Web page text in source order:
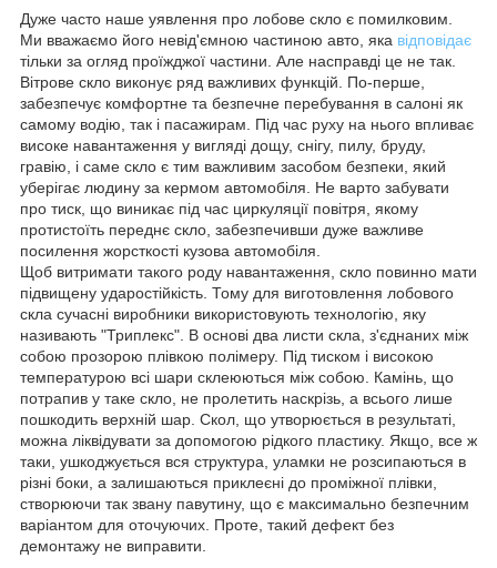
Дуже часто наше уявлення про лобове скло є помилковим.
Ми вважаємо його невід'ємною частиною авто, яка відповідає
тільки за огляд проїжджої частини. Але насправді це не так.
Вітрове скло виконує ряд важливих функцій. По-перше,
забезпечує комфортне та безпечне перебування в салоні як
самому водію, так і пасажирам. Під час руху на нього впливає
високе навантаження у вигляді дощу, снігу, пилу, бруду,
гравію, і саме скло є тим важливим засобом безпеки, який
уберігає людину за кермом автомобіля. Не варто забувати
про тиск, що виникає під час циркуляції повітря, якому
протистоїть переднє скло, забезпечивши дуже важливе
посилення жорсткості кузова автомобіля.
Щоб витримати такого роду навантаження, скло повинно мати
підвищену ударостійкість. Тому для виготовлення лобового
скла сучасні виробники використовують технологію, яку
називають "Триплекс". В основі два листи скла, з'єднаних між
собою прозорою плівкою полімеру. Під тиском і високою
температурою всі шари склеюються між собою. Камінь, що
потрапив у таке скло, не пролетить наскрізь, а всього лише
пошкодить верхній шар. Скол, що утворюється в результаті,
можна ліквідувати за допомогою рідкого пластику. Якщо, все ж
таки, ушкоджується вся структура, уламки не розсипаються в
різні боки, а залишаються приклеєні до проміжної плівки,
створюючи так звану павутину, що є максимально безпечним
варіантом для оточуючих. Проте, такий дефект без
демонтажу не виправити.